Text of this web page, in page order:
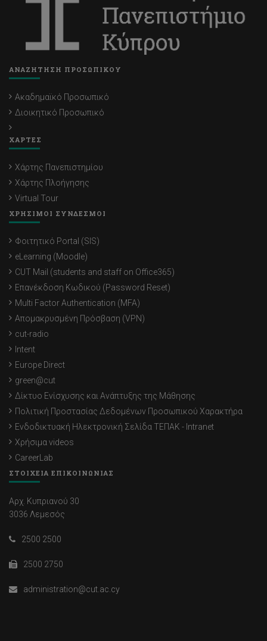
ΑΝΑΖΗΤΗΣΗ ΠΡΟΣΩΠΙΚΟΥ
Ακαδημαϊκό Προσωπικό
Διοικητικό Προσωπικό
ΧΑΡΤΕΣ
Χάρτης Πανεπιστημίου
Χάρτης Πλοήγησης
Virtual Tour
ΧΡΗΣΙΜΟΙ ΣΥΝΔΕΣΜΟΙ
Φοιτητικό Portal (SIS)
eLearning (Moodle)
CUT Mail (students and staff on Office365)
Επανέκδοση Κωδικού (Password Reset)
Multi Factor Authentication (MFA)
Απομακρυσμένη Πρόσβαση (VPN)
cut-radio
Intent
Europe Direct
green@cut
Δίκτυο Ενίσχυσης και Ανάπτυξης της Μάθησης
Πολιτική Προστασίας Δεδομένων Προσωπικού Χαρακτήρα
Ενδοδικτυακή Ηλεκτρονική Σελίδα ΤΕΠΑΚ - Intranet
Χρήσιμα videos
CareerLab
ΣΤΟΙΧΕΙΑ ΕΠΙΚΟΙΝΩΝΙΑΣ
Αρχ. Κυπριανού 30
3036 Λεμεσός
2500 2500
2500 2750
administration@cut.ac.cy